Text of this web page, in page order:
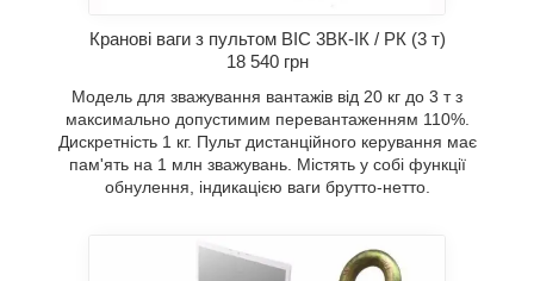
Кранові ваги з пультом ВІС 3ВК-ІК / РК (3 т)
18 540 грн
Модель для зважування вантажів від 20 кг до 3 т з
максимально допустимим перевантаженням 110%.
Дискретність 1 кг. Пульт дистанційного керування має
пам'ять на 1 млн зважувань. Містять у собі функції
обнулення, індикацією ваги брутто-нетто.